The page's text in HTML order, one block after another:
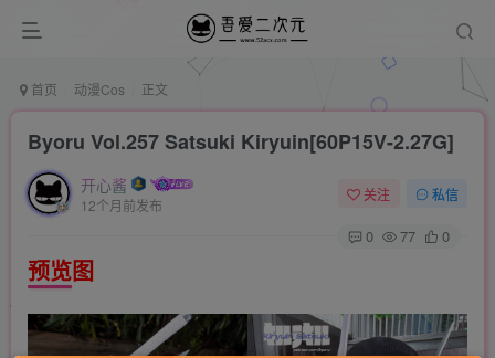
首页 动漫Cos 正文
Byoru Vol.257 Satsuki Kiryuin[60P15V-2.27G]
开心酱
12个月前发布
关注 私信
0 77 0
预览图